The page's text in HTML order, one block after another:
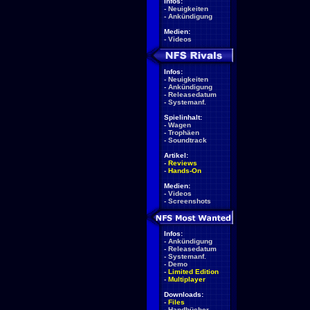
- Neuigkeiten
- Ankündigung
Medien:
- Videos
Infos:
- Neuigkeiten
- Ankündigung
- Releasedatum
- Systemanf.
Spielinhalt:
- Wagen
- Trophäen
- Soundtrack
Artikel:
- Reviews
- Hands-On
Medien:
- Videos
- Screenshots
Infos:
- Ankündigung
- Releasedatum
- Systemanf.
- Demo
- Limited Edition
- Multiplayer
Downloads:
- Files